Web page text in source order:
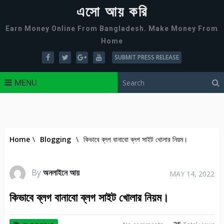
এসো আয় করি
Earn Money Online From Bangladesh. Make Money From
Home
SUBMIT PRESS RELEASE
MENU
Home \ Blogging \ কিভাবে ব্লগ বানাবো ব্লগ সাইট খোলার নিয়ম।
Byঅনলাইনে আয় MAY 14, 2022
কিভাবে ব্লগ বানাবো ব্লগ সাইট খোলার নিয়ম।